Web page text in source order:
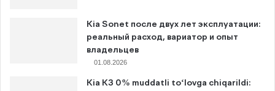
Kia Sonet после двух лет эксплуатации:
реальный расход, вариатор и опыт
владельцев
01.08.2026
Kia K3 0% muddatli to‘lovga chiqarildi: